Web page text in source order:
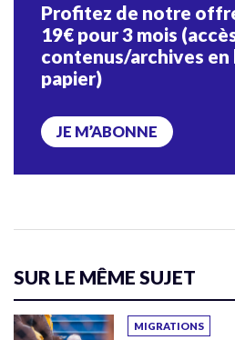
Profitez de notre
19€ pour 3 mois
contenus/archives
papier)
JE M’ABONNE
SUR LE MÊME SUJET
MIGRATIONS